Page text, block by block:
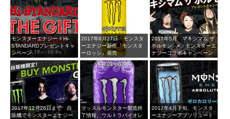
モンスターエナジー ☓ Hi-
STANDARDプレゼントキャ
ンペーン
2017年6月27日 モンスタ
ーエナジー新作『モンスタ
ーロッシ』発売
2017年5月 マキシマム ザ
ホルモン × モンスターエ
ナジーコラボキャンペーン
2017年12月26日まで 自
販機でモンスターエナジー
マッスルモンスター製造終
了情報、ウルトラバイオレ
2017年4月下旬、モンスタ
ーエナジーアブソリュート